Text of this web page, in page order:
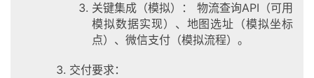
关键集成（模拟）： 物流查询API（可用
模拟数据实现）、地图选址（模拟坐标
点）、微信支付（模拟流程）。
交付要求：